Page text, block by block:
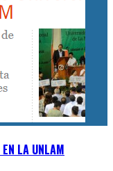
LA UNLAM